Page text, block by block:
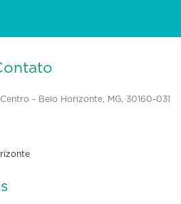
- Belo Horizonte, MG, 30160-031